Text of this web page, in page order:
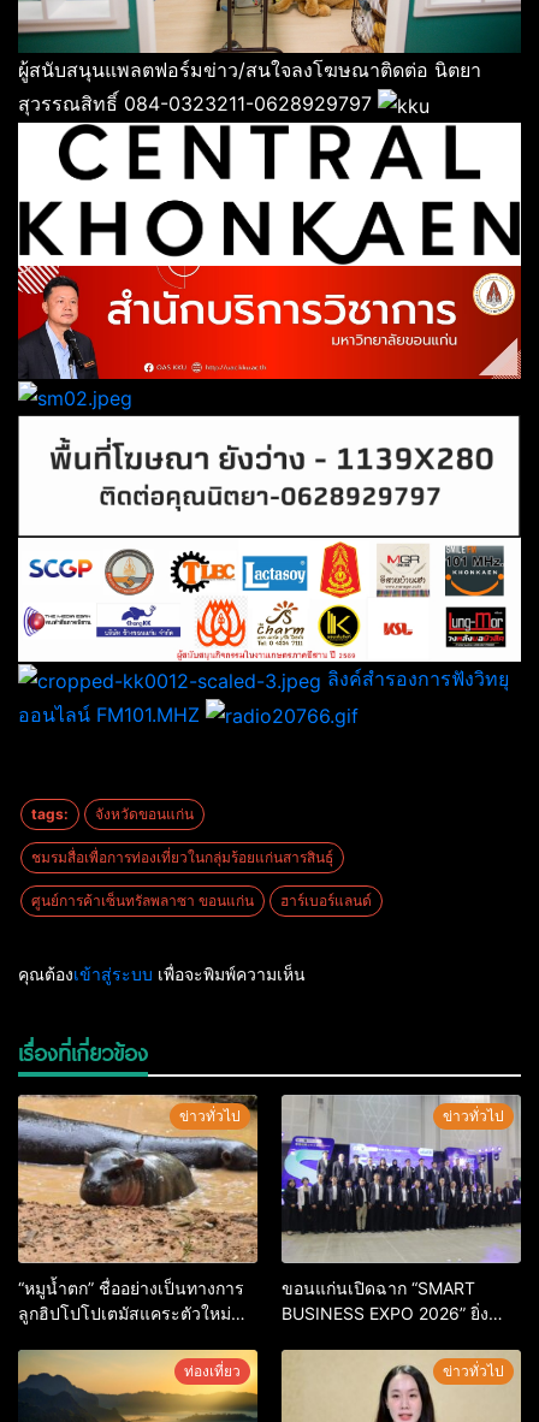
ผู้สนับสนุนแพลตฟอร์มข่าว/สนใจลงโฆษณาติดต่อ นิตยา
สุวรรณสิทธิ์ 084-0323211-0628929797
ลิงค์สำรองการฟังวิทยุ
ออนไลน์ FM101.MHZ
tags: จังหวัดขอนแก่น
ชมรมสื่อเพื่อการท่องเที่ยวในกลุ่มร้อยแก่นสารสินธุ์
ศูนย์การค้าเซ็นทรัลพลาซา ขอนแก่น ฮาร์เบอร์แลนด์
คุณต้องเข้าสู่ระบบ เพื่อจะพิมพ์ความเห็น
เรื่องที่เกี่ยวข้อง
ข่าวทั่วไป
“หมูน้ำตก” ชื่ออย่างเป็นทางการ
ลูกฮิปโปโปเตมัสแคระตัวใหม่
กิจกรรมร่วมโหวตชนะกว่า
10,000 คะแนน
ข่าวทั่วไป
ขอนแก่นเปิดฉาก “SMART
BUSINESS EXPO 2026” ยิ่ง
ระดับเศรษฐกิจดิจิทัลอีสาน
ท่องเที่ยว ข่าวทั่วไป